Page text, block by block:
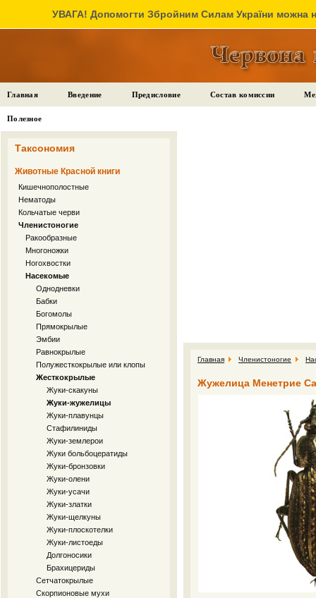
УВАГА! Допомогти Збройним Силам України можна
Главная Введение Предисловие Состав комиссии
Полезное
Таксономия
Животные Красной книги
Кишечнополостные
Нематоды
Кольчатые черви
Членистоногие
Ракообразные
Многоножки
Ногохвостки
Насекомые
Однодневки
Бабки
Богомолы
Прямокрылые
Эмбии
Равнокрылые
Полужесткокрылые или клопы
Жесткокрылые
Жуки-скакуны
Жуки-жужелицы
Жуки-плавунцы
Стафилиниды
Жуки-землерои
Жуки больбоцератиды
Жуки-бронзовки
Жуки-олени
Жуки-усачи
Жуки-златки
Жуки-щелкуны
Жуки-плоскотелки
Жуки-листоеды
Долгоносики
Брахицериды
Сетчатокрылые
Скорпионовые мухи
Главная Членистоногие
Жужелица Менетрие